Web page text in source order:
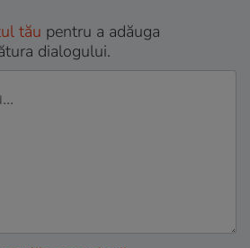
tău pentru a adăuga
dialogului.